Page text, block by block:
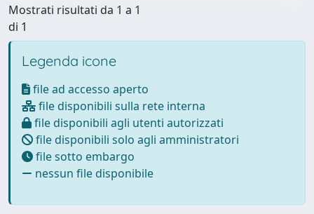
Mostrati risultati da 1 a 1
di 1
Legenda icone
file ad accesso aperto
file disponibili sulla rete interna
file disponibili agli utenti autorizzati
file disponibili solo agli amministratori
file sotto embargo
nessun file disponibile